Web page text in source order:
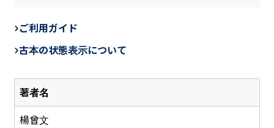
著者名
楊曾文
e
b
o
o
ご利用ガイド
古本の状態表示について